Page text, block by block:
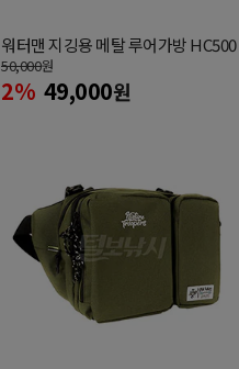
워터맨 지깅용 메탈 루어가방 HC500
50,000원
2% 49,000원